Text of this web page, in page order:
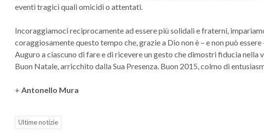
eventi tragici quali omicidi o attentati.
Incoraggiamoci reciprocamente ad essere più solidali e fraterni,
coraggiosamente questo tempo che, grazie a Dio non è – e non può
Auguro a ciascuno di fare e di ricevere un gesto che dimostri fiducia nella
Buon Natale, arricchito dalla Sua Presenza. Buon 2015, colmo di
+ Antonello Mura
Ultime notizie